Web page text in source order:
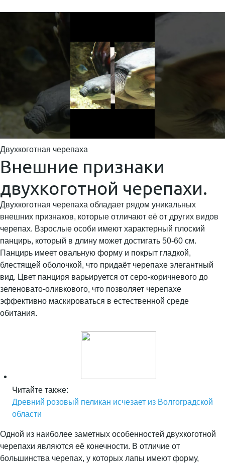
Двухкоготная черепаха
Внешние признаки
двухкоготной черепахи.
Двухкоготная черепаха обладает рядом уникальных
внешних признаков, которые отличают её от других видов
черепах. Взрослые особи имеют характерный плоский
панцирь, который в длину может достигать 50-60 см.
Панцирь имеет овальную форму и покрыт гладкой,
блестящей оболочкой, что придаёт черепахе элегантный
вид. Цвет панциря варьируется от серо-коричневого до
зеленовато-оливкового, что позволяет черепахе
эффективно маскироваться в естественной среде
обитания.
Читайте также:
Древний розовый пеликан исчезает из Волгоградской
области
Одной из наиболее заметных особенностей двухкоготной
черепахи являются её конечности. В отличие от
большинства черепах, у которых лапы имеют форму,